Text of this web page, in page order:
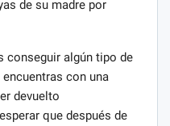
de su madre por
conseguir algún tipo de
con una
devuelto
que después de